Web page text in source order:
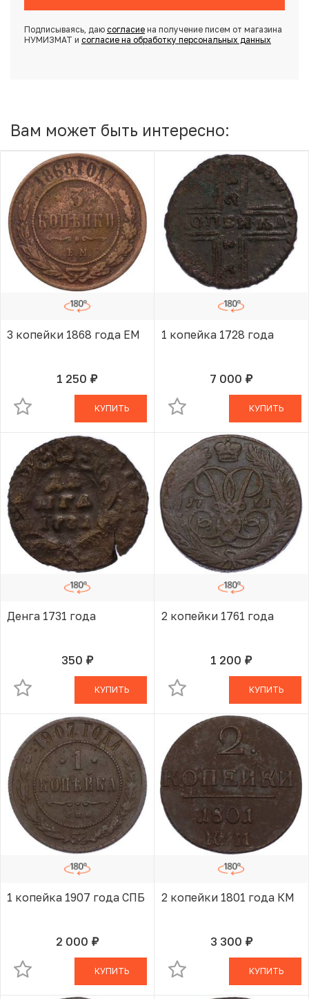
Подписываясь, даю согласиена получение писем от магазина
НУМИЗМАТ и согласие на обработку персональных данных
Вам может быть интересно:
3 копейки 1868 года ЕМ
1 250 руб.
В КОРЗИНЕ
КУПИТЬ
1 копейка 1728 года
7 000 руб.
В КОРЗИНЕ
КУПИТЬ
Денга 1731 года
350 руб.В КОРЗИНЕ
КУПИТЬ
2 копейки 1761 года
1 200 руб.
В КОРЗИНЕ
КУПИТЬ
1 копейка 1907 года СПБ
2 000 руб.
В КОРЗИНЕ
КУПИТЬ
2 копейки 1801 года КМ
3 300 руб.
В КОРЗИНЕ
КУПИТЬ